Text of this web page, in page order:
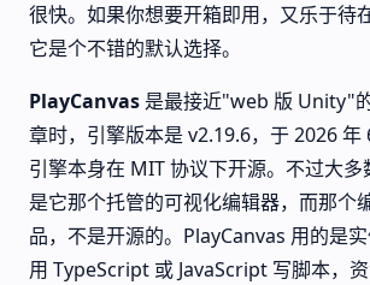
很快。如果你想要开箱即用，又乐于待
它是个不错的默认选择。
PlayCanvas 是最接近"web 版 Unity"
章时，引擎版本是 v2.19.6，于 2026 年
引擎本身在 MIT 协议下开源。不过大多
是它那个托管的可视化编辑器，而那个
品，不是开源的。PlayCanvas 用的是
用 TypeScript 或 JavaScript 写脚本，